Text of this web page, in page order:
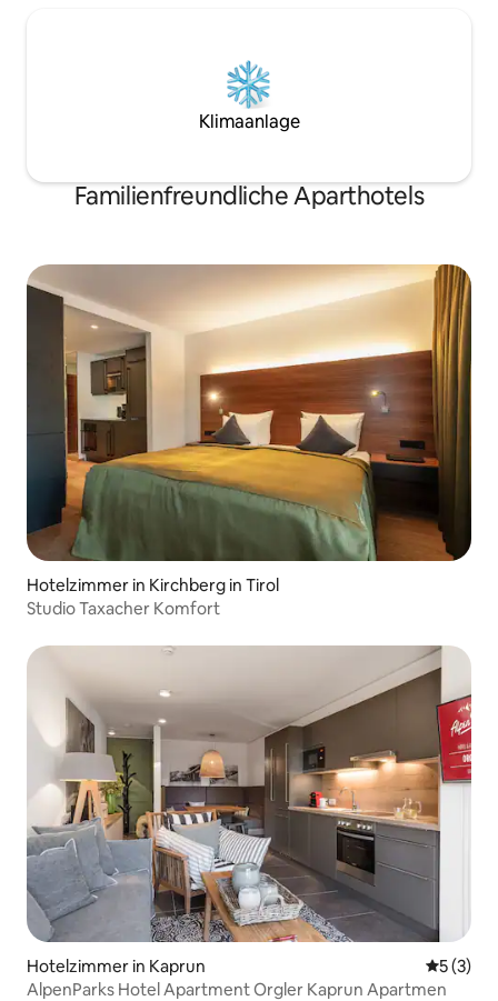
Klimaanlage
Familienfreundliche Aparthotels
Hotelzimmer in Kirchberg in Tirol
Studio Taxacher Komfort
Hotelzimmer in Kaprun
5 (3)
AlpenParks Hotel Apartment Orgler Kaprun Apartmen